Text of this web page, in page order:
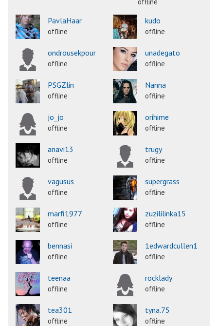
PavlaHaar
offline
kudo
offline
ondrousekpour
offline
unadegato
offline
PSGZlin
offline
Nanna
offline
jo_jo
offline
orihime
offline
anavi13
offline
trugy
offline
vagusus
offline
supergrass
offline
marfi1977
offline
zuzililinka15
offline
bennasi
offline
1edwardcullen1
offline
teenaa
offline
rocklady
offline
tea301
offline
tyna.75
offline